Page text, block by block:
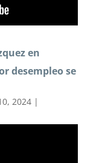
en
desempleo se
2024|